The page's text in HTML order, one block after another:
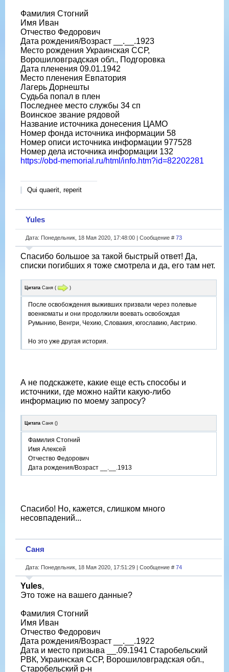
Фамилия Стогний
Имя Иван
Отчество Федорович
Дата рождения/Возраст __.__.1923
Место рождения Украинская ССР,
Ворошиловградская обл., Подгоровка
Дата пленения 09.01.1942
Место пленения Евпатория
Лагерь Дорнешты
Судьба попал в плен
Последнее место службы 34 сп
Воинское звание рядовой
Название источника донесения ЦАМО
Номер фонда источника информации 58
Номер описи источника информации 977528
Номер дела источника информации 132
https://obd-memorial.ru/html/info.htm?id=82202281
Qui quaerit, reperit
Yules
Дата: Понедельник, 18 Мая 2020, 17:48:00 | Сообщение # 73
Спасибо большое за такой быстрый ответ! Да,
списки погибших я тоже смотрела и да, его там нет.
Цитата Саня ( )
После освобождения выживших призвали через полевые
военкоматы и они продолжили воевать освобождая
Румынию, Венгри, Чехию, Словакия, югославию, Австрию.
Но это уже другая история.
А не подскажете, какие еще есть способы и
источники, где можно найти какую-либо
информацию по моему запросу?
Цитата Саня ()
Фамилия Стогний
Имя Алексей
Отчество Федорович
Дата рождения/Возраст __.__.1913
Спасибо! Но, кажется, слишком много
несовпадений...
Саня
Дата: Понедельник, 18 Мая 2020, 17:51:29 | Сообщение # 74
Yules,
Это тоже на вашего данные?
Фамилия Стогний
Имя Иван
Отчество Федорович
Дата рождения/Возраст __.__.1922
Дата и место призыва __.09.1941 Старобельский
РВК, Украинская ССР, Ворошиловградская обл.,
Старобельский р-н